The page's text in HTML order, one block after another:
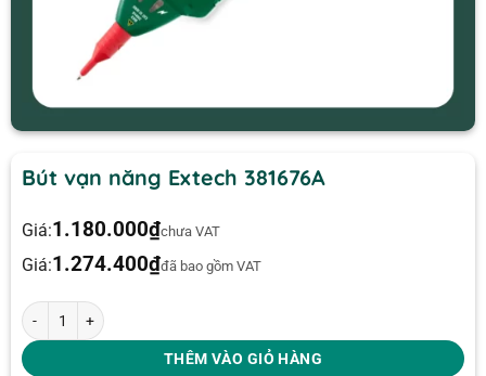
Bút vạn năng Extech 381676A
Giá:1.180.000₫chưa VAT
Giá:1.274.400₫đã bao gồm VAT
Bút vạn năng Extech 381676A số lượng
THÊM VÀO GIỎ HÀNG